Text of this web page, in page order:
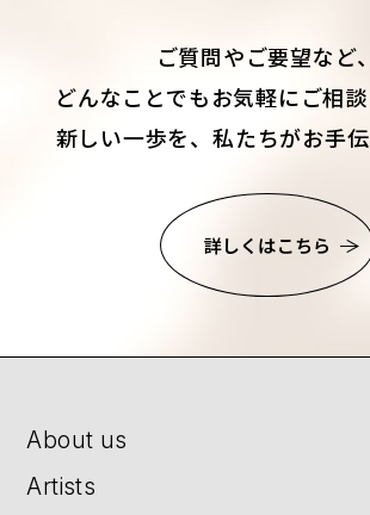
ご質問やご要望など、
どんなことでもお気軽にご相談
新しい一歩を、私たちがお手伝
詳しくはこちら
About us
Artists